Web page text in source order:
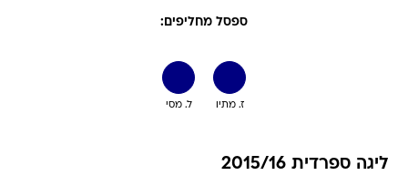
ספסל מחליפים:
ל. מסי ז. מתיו
ליגה ספרדית 2015/16